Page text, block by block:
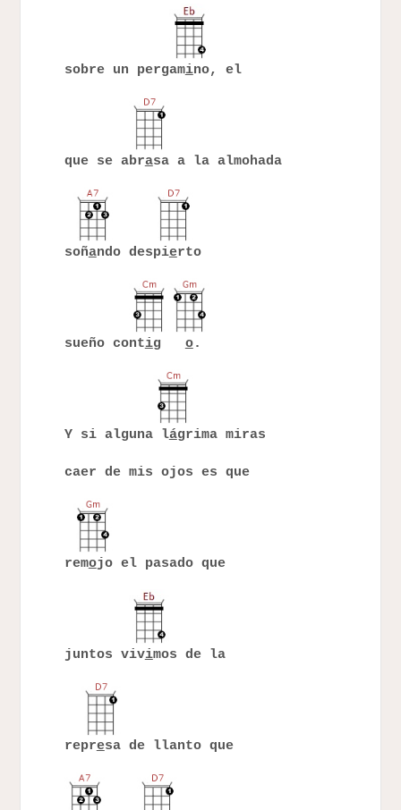
sobre un pergamino, el
que se abrasa a la almohada
soñando despierto
sueño contig o.
Y si alguna lágrima miras
caer de mis ojos es que
remojo el pasado que
juntos vivimos de la
represa de llanto que